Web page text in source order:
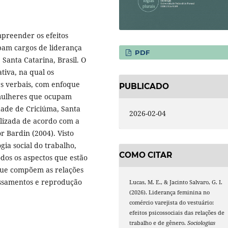
os efeitos
cargos de liderança
Catarina, Brasil. O
na qual os
verbais, com enfoque
que ocupam
de Criciúma, Santa
de acordo com a
Bardin (2004). Visto
social do trabalho,
os aspectos que estão
compõem as relações
e reprodução
PDF
PUBLICADO
2026-02-04
COMO CITAR
Lucas, M. E., & Jacinto Salvaro, G. I.
(2026). Liderança feminina no
comércio varejista do vestuário:
efeitos psicossociais das relações de
trabalho e de gênero.Sociologias